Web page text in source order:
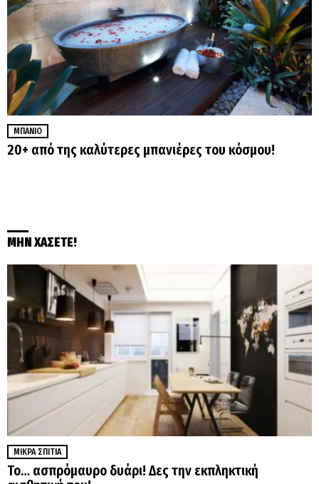
ΜΠΆΝΙΟ
20+ από της καλύτερες μπανιέρες του κόσμου!
ΜΗΝ ΧΑΣΕΤΕ!
ΜΙΚΡΆ ΣΠΊΤΙΑ
Το… ασπρόμαυρο δυάρι! Δες την εκπληκτική